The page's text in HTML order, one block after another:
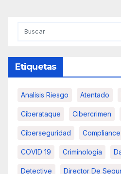
Etiquetas
Analisis Riesgo Atentado
Ciberataque Cibercrimen
Ciberseguridad Compliance
COVID 19 Criminologia
Detective Director De